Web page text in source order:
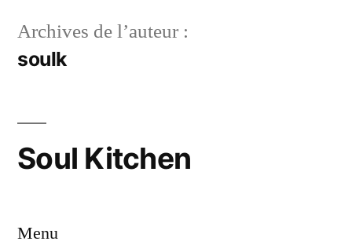
Archives de l’auteur :
soulk
Soul Kitchen
Menu